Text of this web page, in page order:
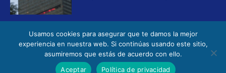
© 2025 Global Energy. Todos los derechos reservados. Powered by
Usamos cookies para asegurar que te damos la mejor
experiencia en nuestra web. Si continúas usando este sitio,
asumiremos que estás de acuerdo con ello.
Aceptar
Política de privacidad